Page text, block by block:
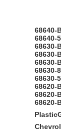
68640-
68640-
68630-
68630-
68630-
68630-
68630-
68620-
68620-
68620-